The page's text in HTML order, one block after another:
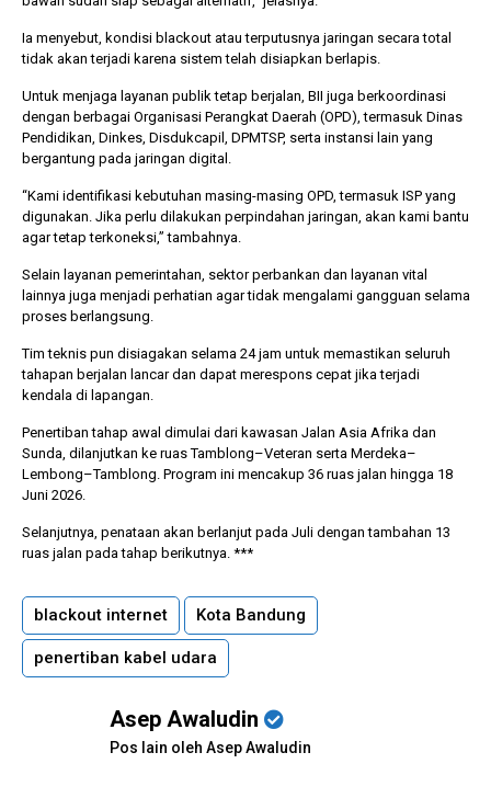
Ia menyebut, kondisi blackout atau terputusnya jaringan secara total
tidak akan terjadi karena sistem telah disiapkan berlapis.
Untuk menjaga layanan publik tetap berjalan, BII juga berkoordinasi
dengan berbagai Organisasi Perangkat Daerah (OPD), termasuk Dinas
Pendidikan, Dinkes, Disdukcapil, DPMTSP, serta instansi lain yang
bergantung pada jaringan digital.
“Kami identifikasi kebutuhan masing-masing OPD, termasuk ISP yang
digunakan. Jika perlu dilakukan perpindahan jaringan, akan kami bantu
agar tetap terkoneksi,” tambahnya.
Selain layanan pemerintahan, sektor perbankan dan layanan vital
lainnya juga menjadi perhatian agar tidak mengalami gangguan selama
proses berlangsung.
Tim teknis pun disiagakan selama 24 jam untuk memastikan seluruh
tahapan berjalan lancar dan dapat merespons cepat jika terjadi
kendala di lapangan.
Penertiban tahap awal dimulai dari kawasan Jalan Asia Afrika dan
Sunda, dilanjutkan ke ruas Tamblong–Veteran serta Merdeka–
Lembong–Tamblong. Program ini mencakup 36 ruas jalan hingga 18
Juni 2026.
Selanjutnya, penataan akan berlanjut pada Juli dengan tambahan 13
ruas jalan pada tahap berikutnya. ***
blackout internet Kota Bandung
penertiban kabel udara
Asep Awaludin
Pos lain oleh Asep Awaludin